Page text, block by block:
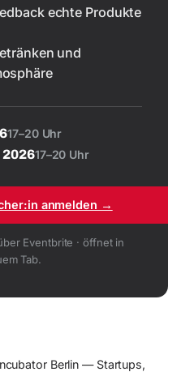
echte Produkte
und
17–20 Uhr
202617–20 Uhr
anmelden →
Eventbrite · öffnet in
Tab.